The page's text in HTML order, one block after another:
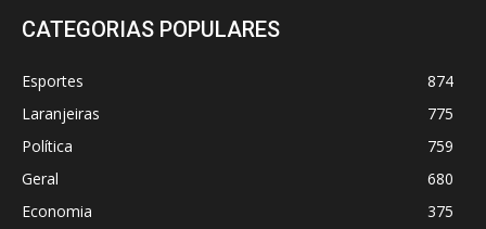
CATEGORIAS POPULARES
Esportes
874
Laranjeiras
775
Política
759
Geral
680
Economia
375